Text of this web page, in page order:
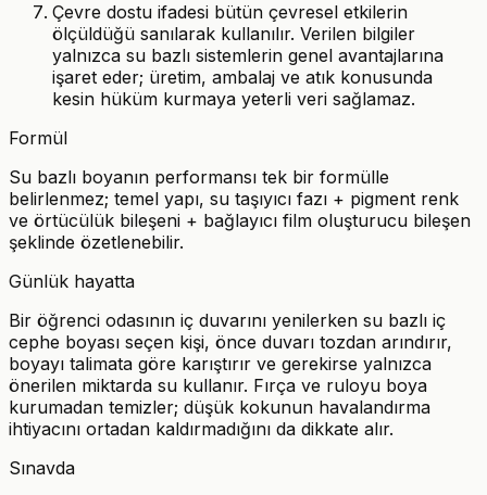
Çevre dostu ifadesi bütün çevresel etkilerin
ölçüldüğü sanılarak kullanılır. Verilen bilgiler
yalnızca su bazlı sistemlerin genel avantajlarına
işaret eder; üretim, ambalaj ve atık konusunda
kesin hüküm kurmaya yeterli veri sağlamaz.
Formül
Su bazlı boyanın performansı tek bir formülle
belirlenmez; temel yapı, su taşıyıcı fazı + pigment renk
ve örtücülük bileşeni + bağlayıcı film oluşturucu bileşen
şeklinde özetlenebilir.
Günlük hayatta
Bir öğrenci odasının iç duvarını yenilerken su bazlı iç
cephe boyası seçen kişi, önce duvarı tozdan arındırır,
boyayı talimata göre karıştırır ve gerekirse yalnızca
önerilen miktarda su kullanır. Fırça ve ruloyu boya
kurumadan temizler; düşük kokunun havalandırma
ihtiyacını ortadan kaldırmadığını da dikkate alır.
Sınavda